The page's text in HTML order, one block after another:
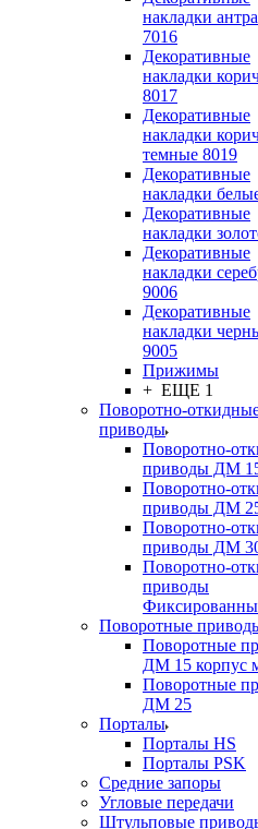
накладки
7016
Декоративные
накладки
8017
Декоративные
накладки
темные 8019
Декоративные
накладки
Декоративные
накладки
Декоративные
накладки
9006
Декоративные
накладки
9005
Прижимы
+ ЕЩЕ 1
Поворотно-
приводы
Поворотно-
приводы ДМ
Поворотно-
приводы ДМ
Поворотно-
приводы ДМ
Поворотно-
приводы
Поворотные
Поворотные
ДМ 15 корпус
Поворотные
ДМ 25
Порталы
Порталы HS
Порталы PSK
Средние запоры
Угловые передачи
Штульповые